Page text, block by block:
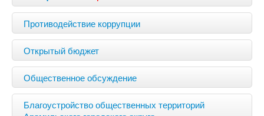
Противодействие коррупции
Открытый бюджет
Общественное обсуждение
Благоустройство общественных территорий